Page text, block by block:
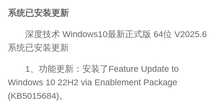
系统已安装更新
深度技术 Windows10最新正式版 64位 V2025.6
系统已安装更新
1、功能更新：安装了Feature Update to
Windows 10 22H2 via Enablement Package
(KB5015684)。